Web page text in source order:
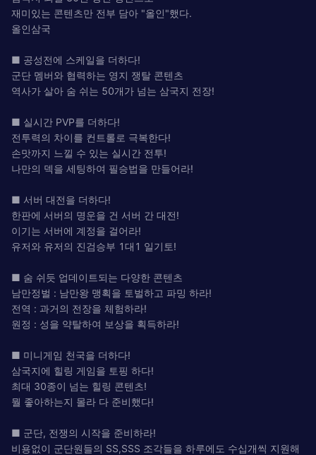
재미있는 콘텐츠만 전부 담아 "올인"했다.
올인삼국
■ 공성전에 스케일을 더하다!
군단 멤버와 협력하는 영지 쟁탈 콘텐츠
역사가 살아 숨 쉬는 50개가 넘는 삼국지 전장!
■ 실시간 PVP를 더하다!
전투력의 차이를 컨트롤로 극복한다!
손맛까지 느낄 수 있는 실시간 전투!
나만의 덱을 세팅하여 필승법을 만들어라!
■ 서버 대전을 더하다!
한판에 서버의 명운을 건 서버 간 대전!
이기는 서버에 계정을 걸어라!
유저와 유저의 진검승부 1대1 일기토!
■ 숨 쉬듯 업데이트되는 다양한 콘텐츠
남만정벌 : 남만왕 맹획을 토벌하고 파밍 하라!
전역 : 과거의 전장을 체험하라!
원정 : 성을 약탈하여 보상을 획득하라!
■ 미니게임 천국을 더하다!
삼국지에 힐링 게임을 토핑 하다!
최대 30종이 넘는 힐링 콘텐츠!
뭘 좋아하는지 몰라 다 준비했다!
■ 군단, 전쟁의 시작을 준비하라!
비용없이 군단원들의 SS,SSS 조각들을 하루에도 수십개씩 지원해